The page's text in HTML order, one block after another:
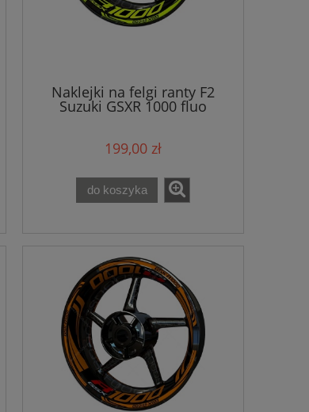
Naklejki na felgi ranty F2
Suzuki GSXR 1000 fluo
199,00 zł
do koszyka